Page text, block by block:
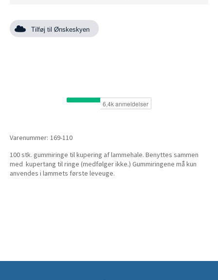
Tilføj til Ønskeskyen
Varenummer: 169-110
100 stk. gummiringe til kupering af lammehale. Benyttes sammen
med kupertang til ringe (medfølger ikke.) Gummiringene må kun
anvendes i lammets første leveuge.